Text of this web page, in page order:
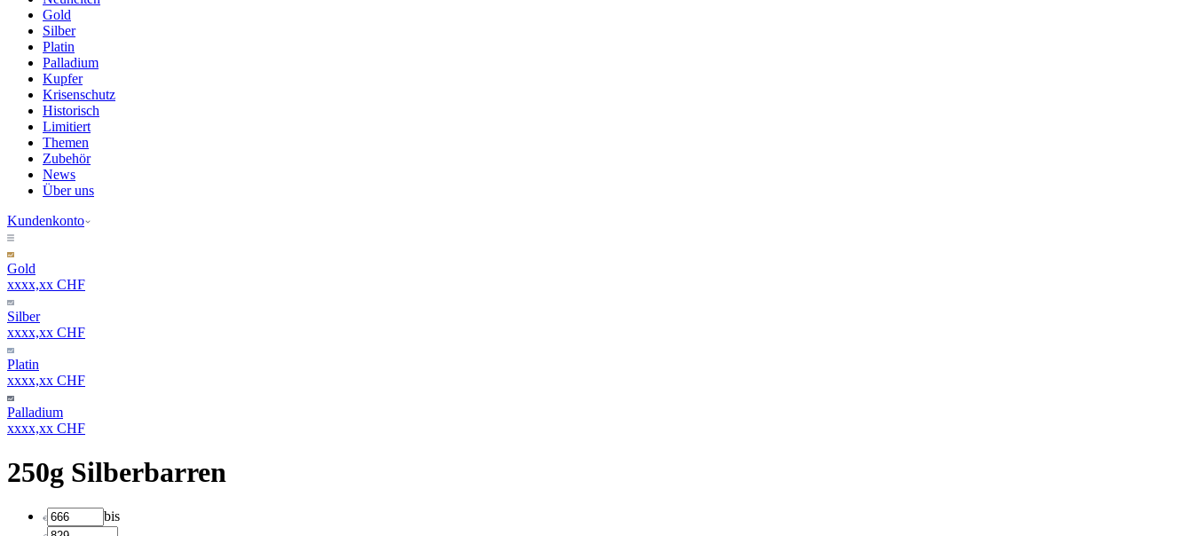
Gold
Silber
Platin
Palladium
Kupfer
Krisenschutz
Historisch
Limitiert
Themen
Zubehör
News
Über uns
Kundenkonto
Gold
xxxx,xx CHF
Silber
xxxx,xx CHF
Platin
xxxx,xx CHF
Palladium
xxxx,xx CHF
250g Silberbarren
bis